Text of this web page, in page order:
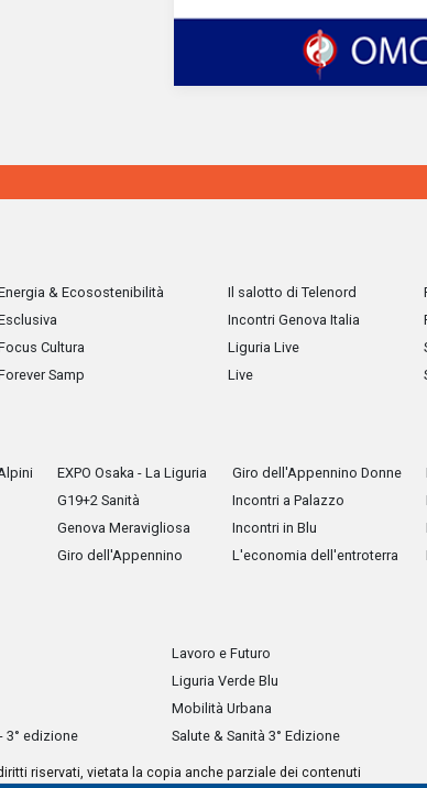
& Ecosostenibilità
Cultura
Samp
Il salotto di Telenord
Incontri Genova Italia
Liguria Live
Live
EXPO Osaka - La Liguria
G19+2 Sanità
Genova Meravigliosa
Giro dell'Appennino
Giro dell'Appennino Donne
Incontri a Palazzo
Incontri in Blu
L'economia dell'entroterra
3° edizione
Lavoro e Futuro
Liguria Verde Blu
Mobilità Urbana
Salute & Sanità 3° Edizione
riservati, vietata la copia anche parziale dei contenuti